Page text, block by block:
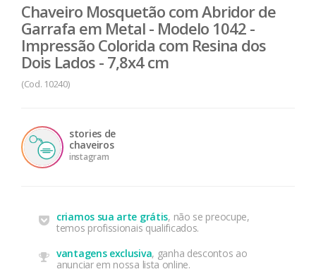
Chaveiro Mosquetão com Abridor de
Garrafa em Metal - Modelo 1042 -
Impressão Colorida com Resina dos
Dois Lados - 7,8x4 cm
(Cod. 10240)
stories de
chaveiros
instagram
criamos sua arte grátis, não se preocupe,
temos profissionais qualificados.
vantagens exclusiva, ganha descontos ao
anunciar em nossa lista online.